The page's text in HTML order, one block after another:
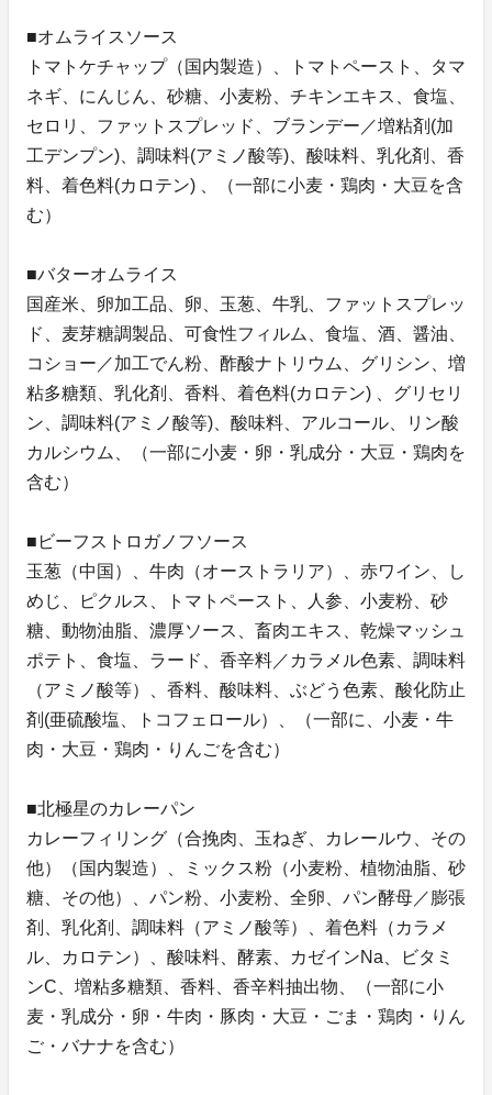
■オムライスソース
トマトケチャップ（国内製造）、トマトペースト、タマ
ネギ、にんじん、砂糖、小麦粉、チキンエキス、食塩、
セロリ、ファットスプレッド、ブランデー／増粘剤(加
工デンプン)、調味料(アミノ酸等)、酸味料、乳化剤、香
料、着色料(カロテン) 、（一部に小麦・鶏肉・大豆を含
む）
■バターオムライス
国産米、卵加工品、卵、玉葱、牛乳、ファットスプレッ
ド、麦芽糖調製品、可食性フィルム、食塩、酒、醤油、
コショー／加工でん粉、酢酸ナトリウム、グリシン、増
粘多糖類、乳化剤、香料、着色料(カロテン) 、グリセリ
ン、調味料(アミノ酸等)、酸味料、アルコール、リン酸
カルシウム、（一部に小麦・卵・乳成分・大豆・鶏肉を
含む）
■ビーフストロガノフソース
玉葱（中国）、牛肉（オーストラリア）、赤ワイン、し
めじ、ピクルス、トマトペースト、人参、小麦粉、砂
糖、動物油脂、濃厚ソース、畜肉エキス、乾燥マッシュ
ポテト、食塩、ラード、香辛料／カラメル色素、調味料
（アミノ酸等）、香料、酸味料、ぶどう色素、酸化防止
剤(亜硫酸塩、トコフェロール）、（一部に、小麦・牛
肉・大豆・鶏肉・りんごを含む）
■北極星のカレーパン
カレーフィリング（合挽肉、玉ねぎ、カレールウ、その
他）（国内製造）、ミックス粉（小麦粉、植物油脂、砂
糖、その他）、パン粉、小麦粉、全卵、パン酵母／膨張
剤、乳化剤、調味料（アミノ酸等）、着色料（カラメ
ル、カロテン）、酸味料、酵素、カゼインNa、ビタミ
ンC、増粘多糖類、香料、香辛料抽出物、（一部に小
麦・乳成分・卵・牛肉・豚肉・大豆・ごま・鶏肉・りん
ご・バナナを含む）